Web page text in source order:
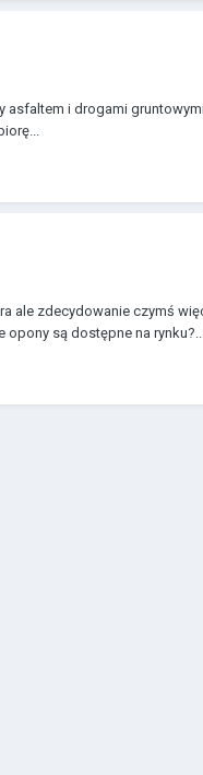
i drogami
ale zdecydowanie czymś
są dostępne na rynku?...